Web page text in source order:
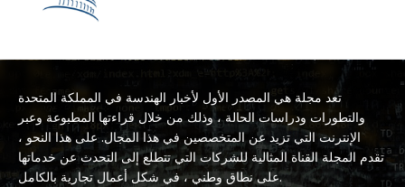
تعد مجلة هي المصدر الأول لأخبار الهندسة في المملكة المتحدة
والتطورات ودراسات الحالة ، وذلك من خلال قراءتها المطبوعة وعبر
الإنترنت التي تزيد عن المتخصصين في هذا المجال. على هذا النحو ،
تقدم المجلة القناة المثالية للشركات التي تتطلع إلى التحدث عن خدماتها
على نطاق وطني ، في شكل أعمال تجارية بالكامل.